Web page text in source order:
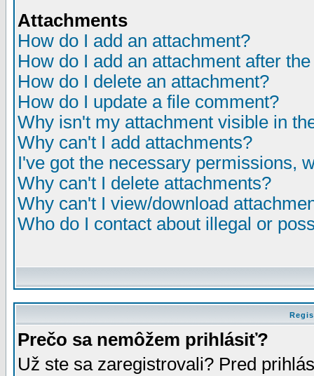
Attachments
How do I add an attachment?
How do I add an attachment after
How do I delete an attachment?
How do I update a file comment?
Why isn't my attachment visible in
Why can't I add attachments?
I've got the necessary permissions,
Why can't I delete attachments?
Why can't I view/download
Who do I contact about illegal or
Prečo sa nemôžem prihlásiť?
Už ste sa zaregistrovali? Pred